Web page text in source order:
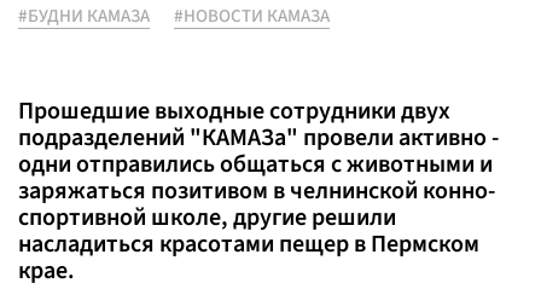
#БУДНИ КАМАЗА
#НОВОСТИ КАМАЗА
Прошедшие выходные сотрудники двух
подразделений "КАМАЗа" провели активно -
одни отправились общаться с животными и
заряжаться позитивом в челнинской конно-
спортивной школе, другие решили
насладиться красотами пещер в Пермском
крае.